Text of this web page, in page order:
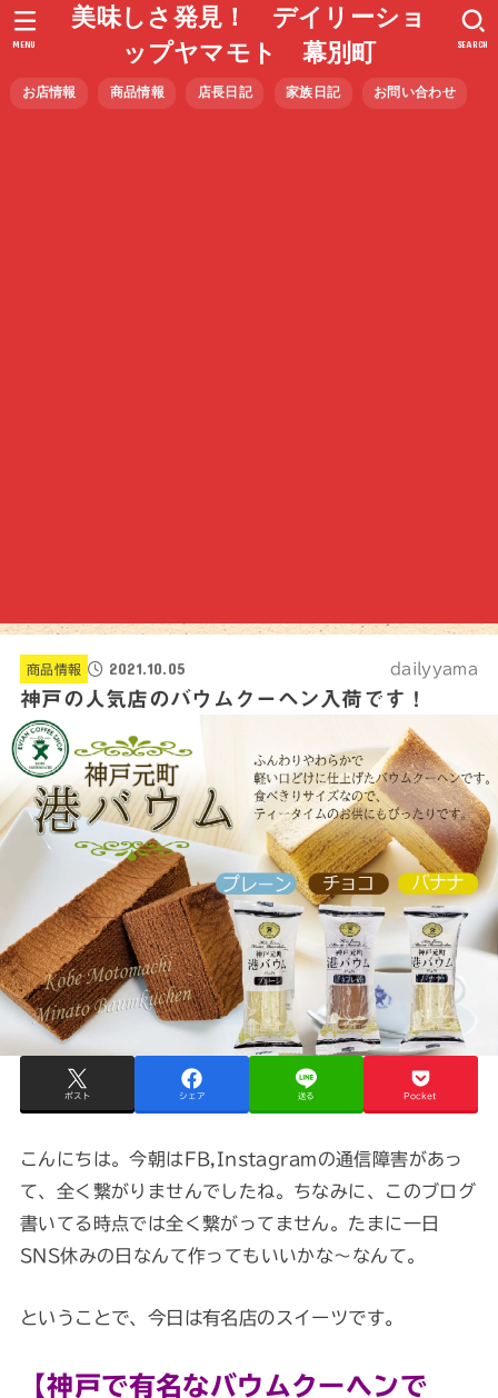
美味しさ発見！ デイリーショ
ップヤマモト 幕別町
お店情報 商品情報 店長日記 家族日記 お問い合わせ
SEARCH
MENU
商品情報 2021.10.05 dailyyama
神戸の人気店のバウムクーヘン入荷です！
ポスト シェア 送る Pocket
こんにちは。今朝はFB,Instagramの通信障害があっ
て、全く繋がりませんでしたね。ちなみに、このブログ
書いてる時点では全く繋がってません。たまに一日
SNS休みの日なんて作ってもいいかな～なんて。
ということで、今日は有名店のスイーツです。
【神戸で有名なバウムクーヘンで